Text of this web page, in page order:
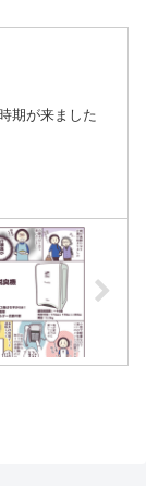
期が来ました